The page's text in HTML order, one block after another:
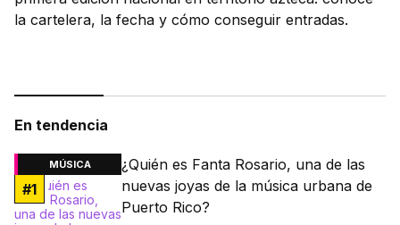
la cartelera, la fecha y cómo conseguir entradas.
En tendencia
MÚSICA
#1
¿Quién es Fanta Rosario, una de las
nuevas joyas de la música urbana de
Puerto Rico?